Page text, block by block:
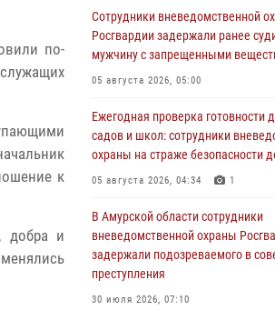
по-
к
добра и
Сотрудники вневедомственной
Росгвардии задержали ранее
мужчину с запрещенными
05 августа 2026, 05:00
Ежегодная проверка готовности
садов и школ: сотрудники
охраны на страже безопасности
05 августа 2026, 04:34 1
В Амурской области сотрудники
вневедомственной охраны
задержали подозреваемого в
преступления
30 июля 2026, 07:10